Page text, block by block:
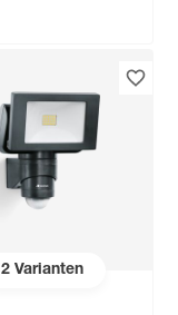
2Varianten